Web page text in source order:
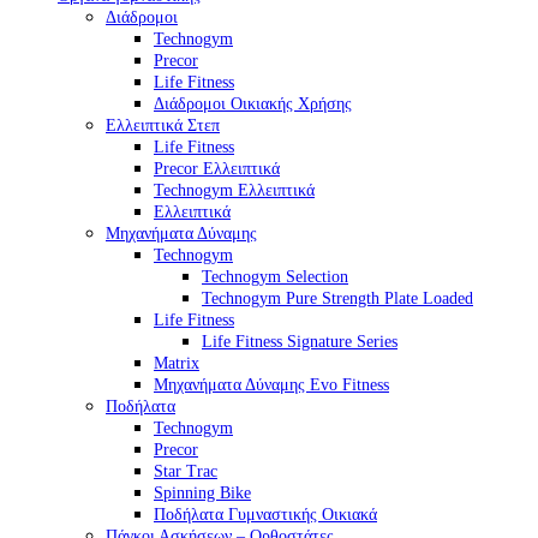
Διάδρομοι
Technogym
Precor
Life Fitness
Διάδρομοι Οικιακής Χρήσης
Ελλειπτικά Στεπ
Life Fitness
Precor Ελλειπτικά
Technogym Ελλειπτικά
Ελλειπτικά
Μηχανήματα Δύναμης
Technogym
Technogym Selection
Technogym Pure Strength Plate Loaded
Life Fitness
Life Fitness Signature Series
Matrix
Μηχανήματα Δύναμης Evo Fitness
Ποδήλατα
Technogym
Precor
Star Trac
Spinning Bike
Ποδήλατα Γυμναστικής Οικιακά